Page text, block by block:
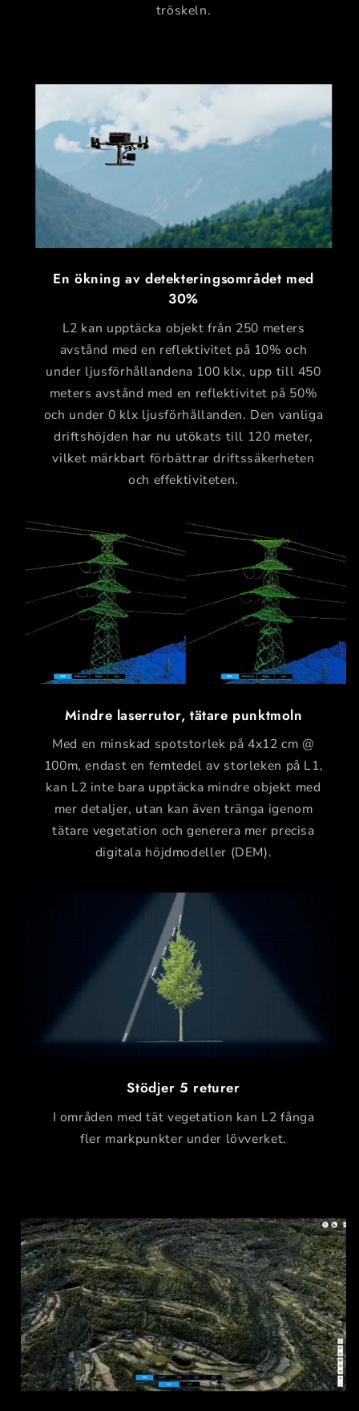
tröskeln.
En ökning av detekteringsområdet med
30%
L2 kan upptäcka objekt från 250 meters
avstånd med en reflektivitet på 10% och
under ljusförhållandena 100 klx, upp till 450
meters avstånd med en reflektivitet på 50%
och under 0 klx ljusförhållanden. Den vanliga
driftshöjden har nu utökats till 120 meter,
vilket märkbart förbättrar driftssäkerheten
och effektiviteten.
Mindre laserrutor, tätare punktmoln
Med en minskad spotstorlek på 4x12 cm @
100m, endast en femtedel av storleken på L1,
kan L2 inte bara upptäcka mindre objekt med
mer detaljer, utan kan även tränga igenom
tätare vegetation och generera mer precisa
digitala höjdmodeller (DEM).
Stödjer 5 returer
I områden med tät vegetation kan L2 fånga
fler markpunkter under lövverket.